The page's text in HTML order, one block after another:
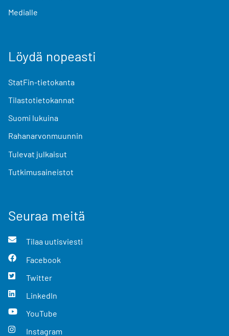
Medialle
Löydä nopeasti
StatFin-tietokanta
Tilastotietokannat
Suomi lukuina
Rahanarvonmuunnin
Tulevat julkaisut
Tutkimusaineistot
Seuraa meitä
Tilaa uutisviesti
Facebook
Twitter
LinkedIn
YouTube
Instagram